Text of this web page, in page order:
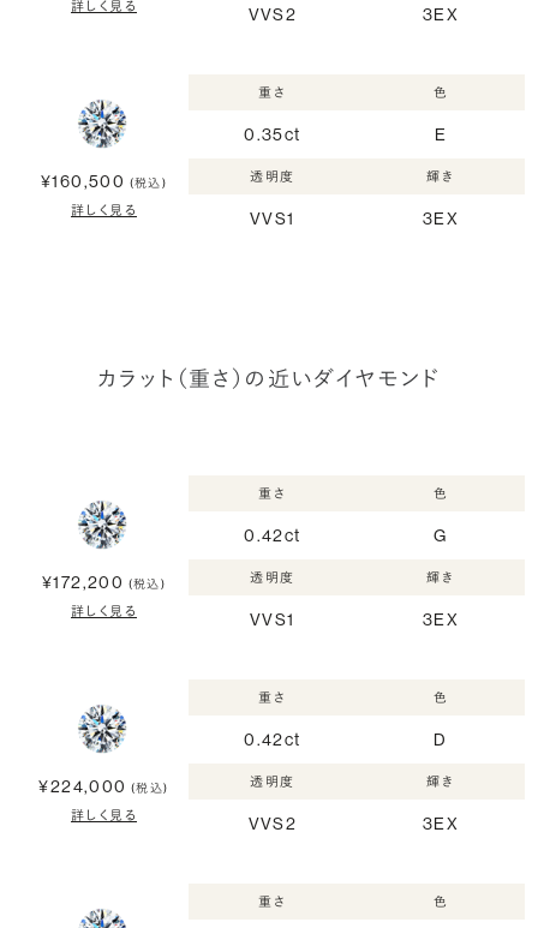
詳しく見る VVS2 3EX
¥160,500 (税込)
詳しく見る
重さ
0.35ct
色
E
透明度
VVS1
輝き
3EX
カラット（重さ）の近いダイヤモンド
¥172,200 (税込)
詳しく見る
重さ
0.42ct
色
G
透明度
VVS1
輝き
3EX
¥224,000 (税込)
詳しく見る
重さ
0.42ct
色
D
透明度
VVS2
輝き
3EX
重さ 色